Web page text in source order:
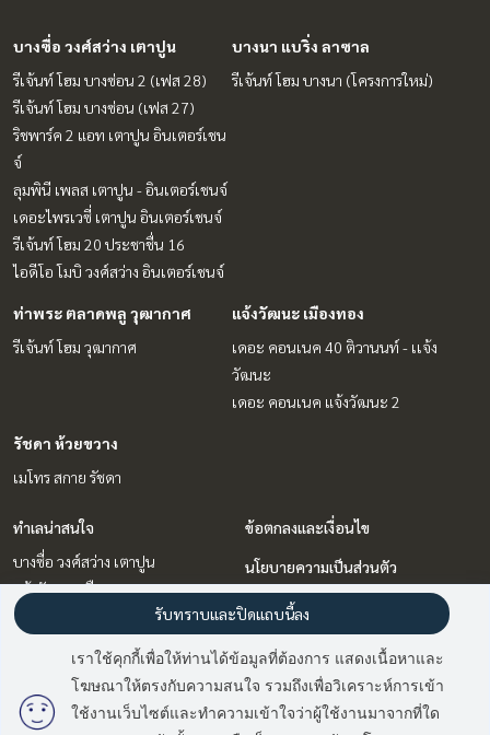
มี2คนกำลังดูประกาศนี้
บางซื่อ วงศ์สว่าง เตาปูน
รีเจ้นท์ โฮม บางซ่อน 2 (เฟส 28)
รีเจ้นท์ โฮม บางซ่อน (เฟส 27)
ริชพาร์ค 2 แอท เตาปูน อินเตอร์เชน
จ์
ลุมพินี เพลส เตาปูน - อินเตอร์เชนจ์
เดอะไพรเวซี่ เตาปูน อินเตอร์เชนจ์
รีเจ้นท์ โฮม 20 ประชาชื่น 16
ไอดีโอ โมบิ วงศ์สว่าง อินเตอร์เชนจ์
บางนา แบริ่ง ลาซาล
รีเจ้นท์ โฮม บางนา (โครงการใหม่)
ท่าพระ ตลาดพลู วุฒากาศ
รีเจ้นท์ โฮม วุฒากาศ
แจ้งวัฒนะ เมืองทอง
เดอะ คอนเนค 40 ติวานนท์ - เเจ้ง
วัฒนะ
เดอะ คอนเนค แจ้งวัฒนะ 2
รัชดา ห้วยขวาง
เมโทร สกาย รัชดา
ทำเลน่าสนใจ
บางซื่อ วงศ์สว่าง เตาปูน
แจ้งวัฒนะ เมืองทอง
รัชดา ห้วยขวาง
ท่าพระ ตลาดพลู วุฒากาศ
ข้อตกลงและเงื่อนไข
นโยบายความเป็นส่วนตัว
เกี่ยวกับเรา
วิธีการฝากขาย-เช่า
ติดต่อ
เราใช้คุกกี้เพื่อให้ท่านได้ข้อมูลที่ต้องการ แสดงเนื้อหาและ
โฆษณาให้ตรงกับความสนใจ รวมถึงเพื่อวิเคราะห์การเข้า
ใช้งานเว็บไซต์และทำความเข้าใจว่าผู้ใช้งานมาจากที่ใด
รับทราบและปิดแถบนี้ลง